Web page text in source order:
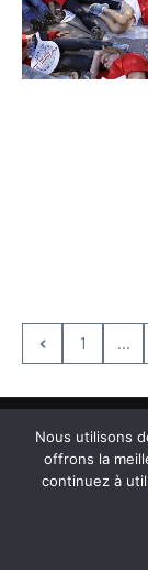
1 ...
Copyright
Nous utilisons
offrons la
continuez à